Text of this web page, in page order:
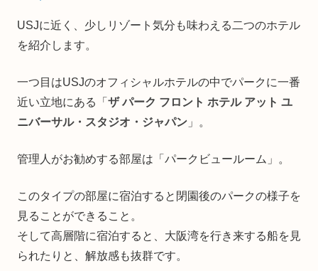
USJに近く、少しリゾート気分も味わえる二つのホテル
を紹介します。
一つ目はUSJのオフィシャルホテルの中でパークに一番
近い立地にある「 ザ パーク フロント ホテル アット ユ
ニバーサル・スタジオ・ジャパン 」。
管理人がお勧めする部屋は「パークビュールーム」。
このタイプの部屋に宿泊すると閉園後のパークの様子を
見ることができること。
そして高層階に宿泊すると、大阪湾を行き来する船を見
られたりと、解放感も抜群です。